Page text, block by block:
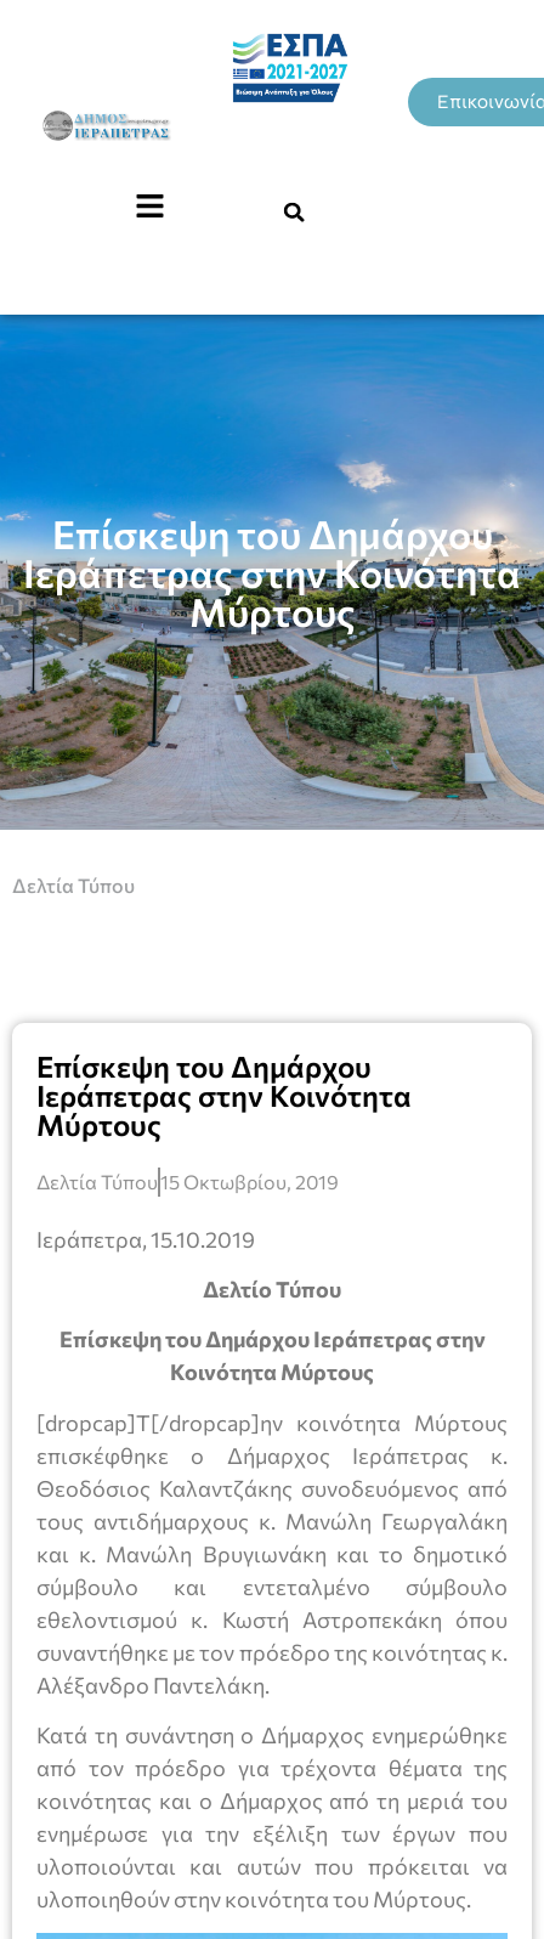
Επίσκεψη του Δημάρχου
Ιεράπετρας στην Κοινότητα
Μύρτους
Δελτία Τύπου
Επίσκεψη του Δημάρχου
Ιεράπετρας στην Κοινότητα
Μύρτους
Δελτία Τύπου15 Οκτωβρίου, 2019
Ιεράπετρα, 15.10.2019
Δελτίο Τύπου
Επίσκεψη του Δημάρχου Ιεράπετρας στην
Κοινότητα Μύρτους
[dropcap]Τ[/dropcap]ην κοινότητα Μύρτους
επισκέφθηκε ο Δήμαρχος Ιεράπετρας κ.
Θεοδόσιος Καλαντζάκης συνοδευόμενος από
τους αντιδήμαρχους κ. Μανώλη Γεωργαλάκη
και κ. Μανώλη Βρυγιωνάκη και το δημοτικό
σύμβουλο και εντεταλμένο σύμβουλο
εθελοντισμού κ. Κωστή Αστροπεκάκη όπου
συναντήθηκε με τον πρόεδρο της κοινότητας κ.
Αλέξανδρο Παντελάκη.
Κατά τη συνάντηση ο Δήμαρχος ενημερώθηκε
από τον πρόεδρο για τρέχοντα θέματα της
κοινότητας και ο Δήμαρχος από τη μεριά του
ενημέρωσε για την εξέλιξη των έργων που
υλοποιούνται και αυτών που πρόκειται να
υλοποιηθούν στην κοινότητα του Μύρτους.